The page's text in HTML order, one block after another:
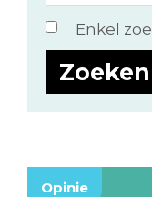
trefwoord
of
auteur...
Enkel
Opinie